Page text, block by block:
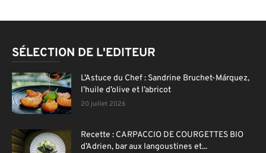
SÉLECTION DE L'EDITEUR
L’Astuce du Chef : Sandrine Bruchet-Márquez,
l’huile d’olive et l’abricot
20 juillet 2026
Recette : CARPACCIO DE COURGETTES BIO
d’Adrien, bar aux langoustines et...